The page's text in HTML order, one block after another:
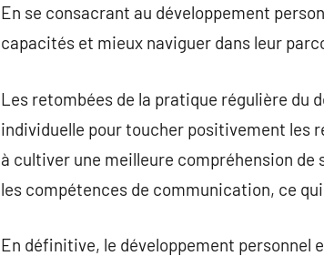
En se consacrant au développement
capacités et mieux naviguer dans leur
Les retombées de la pratique régulière du
individuelle pour toucher positivement les
à cultiver une meilleure compréhension
les compétences de communication, ce
En définitive, le développement personnel